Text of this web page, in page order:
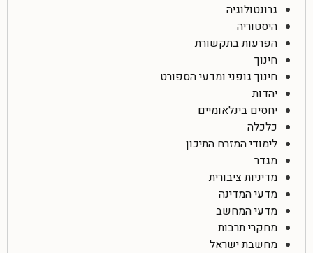
גרונטולוגיה
היסטוריה
הפרעות בתקשורת
חינוך
חינוך גופני ומדעי הספורט
יהדות
יחסים בינלאומיים
כלכלה
לימודי המזרח התיכון
מגדר
מדיניות ציבורית
מדעי המדינה
מדעי המחשב
מחקרי תרבות
מחשבת ישראל